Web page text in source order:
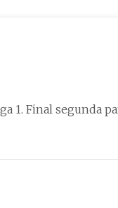
segunda parte,